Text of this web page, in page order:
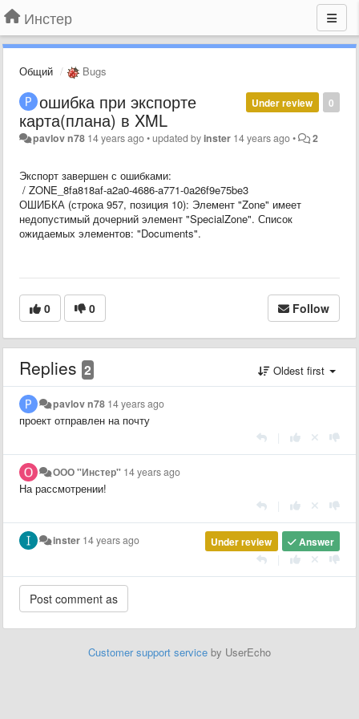
Инстер
Общий Bugs
0
Under review
ошибка при экспорте
карта(плана) в XML
pavlov n78 14 years ago•updated byinster 14 years ago• 2
Экспорт завершен с ошибками:
/ ZONE_8fa818af-a2a0-4686-a771-0a26f9e75be3
ОШИБКА (строка 957, позиция 10): Элемент "Zone" имеет
недопустимый дочерний элемент "SpecialZone". Список
ожидаемых элементов: "Documents".
0 0 Follow
Replies 2 Oldest first
pavlov n78 14 years ago
проект отправлен на почту
ООО "Инстер" 14 years ago
На рассмотрении!
Answer
Under review
inster 14 years ago
Customer support service by UserEcho